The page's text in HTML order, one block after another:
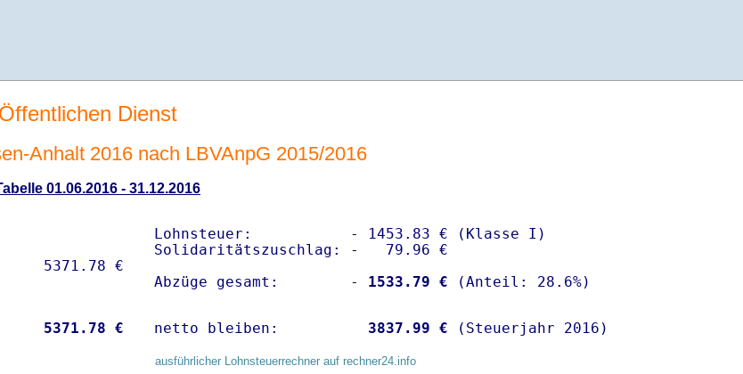
Dienst
Anhalt 2016 nach LBVAnpG 2015/2016
01.06.2016 - 31.12.2016
Lohnsteuer:           - 1453.83 € (Klasse I)
Solidaritätszuschlag: -   79.96 €
Abzüge gesamt:        -
1533.79 €
5371.78 € netto bleiben: 3837.99 € (Steuerjahr 2016)
ausführlicher Lohnsteuerrechner auf rechner24.info